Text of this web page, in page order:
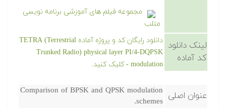
مجموعه فیلم های آموزشی برنامه نویسی
متلب
لینک دانلود
کد آماده
دانلود رایگان کد و پروژه آماده TETRA (Terrestrial
Trunked Radio) physical layer PI/4-DQPSK
modulation - کلیک کنید.
عنوان اصلی Comparison of BPSK and QPSK modulation
schemes.